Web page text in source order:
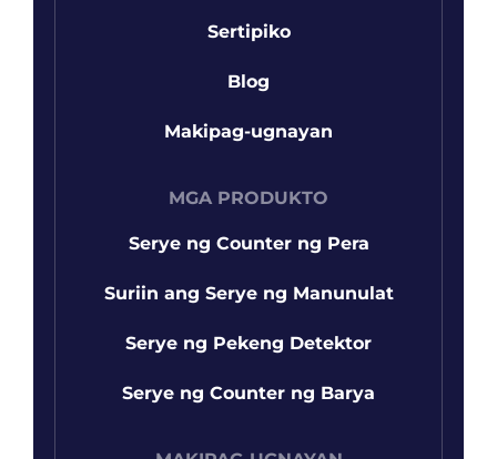
Sertipiko
Blog
Makipag-ugnayan
MGA PRODUKTO
Serye ng Counter ng Pera
Suriin ang Serye ng Manunulat
Serye ng Pekeng Detektor
Serye ng Counter ng Barya